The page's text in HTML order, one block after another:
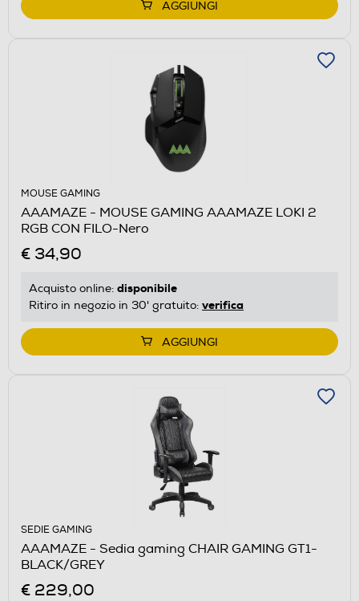
AGGIUNGI
MOUSE GAMING
AAAMAZE - MOUSE GAMING AAAMAZE LOKI 2
RGB CON FILO-Nero
€ 34,90
Acquisto online: disponibile
Ritiro in negozio in 30' gratuito: verifica
AGGIUNGI
SEDIE GAMING
AAAMAZE - Sedia gaming CHAIR GAMING GT1-
BLACK/GREY
€ 229,00